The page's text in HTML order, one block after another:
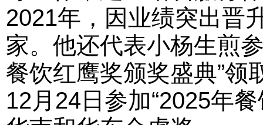
2021年，因业绩突出晋
家。他还代表小杨生煎
餐饮红鹰奖颁奖盛典”领
12月24日参加“2025年